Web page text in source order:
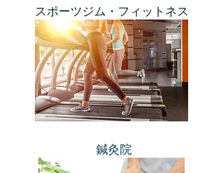
スポーツジム・フィットネス
​鍼灸院